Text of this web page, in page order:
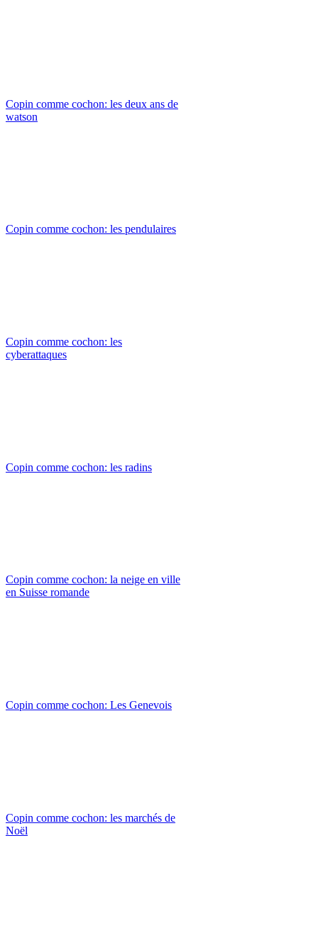
Copin comme cochon: les deux ans de
watson
Copin comme cochon: les pendulaires
Copin comme cochon: les
cyberattaques
Copin comme cochon: les radins
Copin comme cochon: la neige en ville
en Suisse romande
Copin comme cochon: Les Genevois
Copin comme cochon: les marchés de
Noël